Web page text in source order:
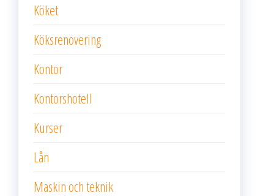
Köket
Köksrenovering
Kontor
Kontorshotell
Kurser
Lån
Maskin och teknik